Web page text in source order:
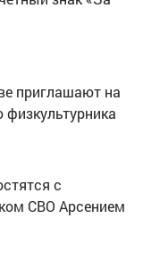
приглашают на
с
СВО Арсением